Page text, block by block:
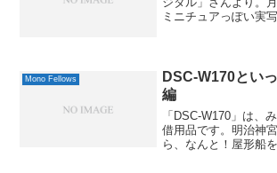
ミニチュアっぽい実
Mono Fellows
DSC-W170とい
編
「DSC-W170」は、
借用品です。明治神
ら、なんと！屋形船